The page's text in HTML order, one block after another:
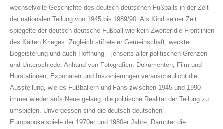
wechselvolle Geschichte des deutsch-deutschen Fußballs in der Zeit
der nationalen Teilung von 1945 bis 1989/90. Als Kind seiner Zeit
spiegelte der deutsch-deutsche Fußball wie kein Zweiter die Frontlinien
des Kalten Krieges. Zugleich stiftete er Gemeinschaft, weckte
Begeisterung und auch Hoffnung – jenseits aller politischen Grenzen
und Unterschiede. Anhand von Fotografien, Dokumenten, Film-und
Hörstationen, Exponaten und Inszenierungen veranschaulicht die
Ausstellung, wie es Fußballern und Fans zwischen 1945 und 1990
immer wieder aufs Neue gelang, die politische Realität der Teilung zu
umspielen. Unvergessen sind die deutsch-deutschen
Europapokalspiele der 1970er und 1980er Jahre, Darunter die